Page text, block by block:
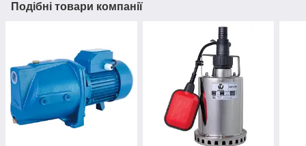
Подібні товари компанії